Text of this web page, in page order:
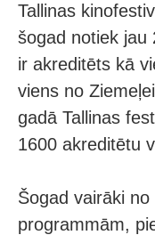
Tallinas
šogad notiek jau
ir akreditēts kā
viens no
gadā Tallinas
1600 akreditētu
Šogad vairāki
programmām,